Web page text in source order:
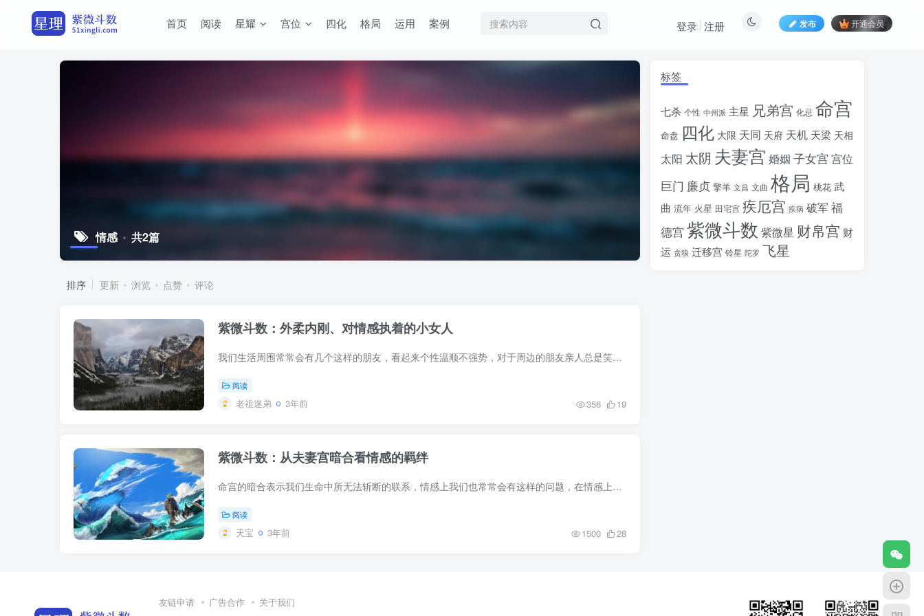
首页 阅读 星耀 宫位 四化 格局 运用 案例 发布 开通会员
登录 注册
情感 共2篇
排序 更新 浏览 点赞 评论
紫微斗数：外柔内刚、对情感执着的小女人
我们生活周围常常会有几个这样的朋友，看起来个性温顺不强势，对于周边的朋友亲人总是笑笑的很亲切，情感上面对男友总是温柔体贴
阅读
老祖迷弟 3年前 356 19
紫微斗数：从夫妻宫暗合看情感的羁绊
命宫的暗合表示我们生命中所无法斩断的联系，情感上我们也常常会有这样的问题，在情感上，本命的夫妻宫可以说代表了原本的感情态
阅读
天宝 3年前 1500 28
标签
七杀 个性 中州派 主星 兄弟宫 化忌 命宫
命盘 四化 大限 天同 天府 天机 天梁 天相
太阳 太阴 夫妻宫 婚姻 子女宫 宫位
巨门 廉贞 擎羊 文昌 文曲 格局 桃花 武
曲 流年 火星 田宅宫 疾厄宫 疾病 破军福
德宫 紫微斗数 紫微星 财帛宫 财
运 贪狼 迁移宫 铃星 陀罗 飞星
友链申请 广告合作 关于我们